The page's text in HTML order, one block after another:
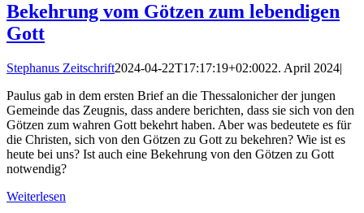
Bekehrung vom Götzen zum lebendigen
Gott
Stephanus Zeitschrift2024-04-22T17:17:19+02:0022. April 2024|
Paulus gab in dem ersten Brief an die Thessalonicher der jungen
Gemeinde das Zeugnis, dass andere berichten, dass sie sich von den
Götzen zum wahren Gott bekehrt haben. Aber was bedeutete es für
die Christen, sich von den Götzen zu Gott zu bekehren? Wie ist es
heute bei uns? Ist auch eine Bekehrung von den Götzen zu Gott
notwendig?
Weiterlesen